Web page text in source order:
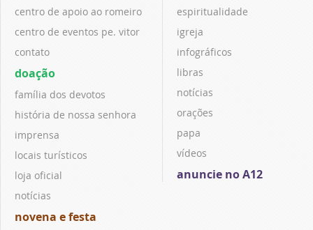
centro de apoio ao romeiro
centro de eventos pe. vitor
contato
doação
família dos devotos
história de nossa senhora
imprensa
locais turísticos
loja oficial
notícias
novena e festa
espiritualidade
igreja
infográficos
libras
notícias
orações
papa
vídeos
anuncie no A12